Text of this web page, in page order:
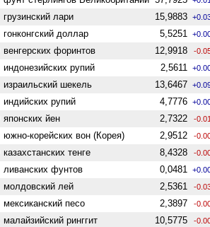
грузинский лари 15,9883
гонконгский доллар 5,5251
венгерских форинтов 12,9918 -
индонезийских рупий 2,5611
израильский шекель 13,6467
индийских рупий 4,7776
японских йен 2,7322 -
южно-корейских вон (Корея) 2,9512 -
казахстанских тенге 8,4328 -
ливанских фунтов 0,0481
молдовский лей 2,5361 -
мексиканский песо 2,3897 -
малайзийский ринггит 10,5775 -